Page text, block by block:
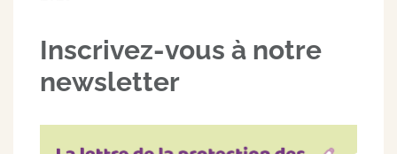
Inscrivez-vous à notre
newsletter